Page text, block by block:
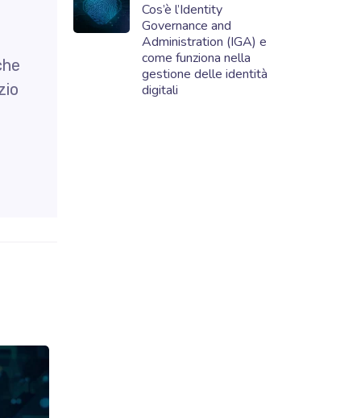
Cos’è l’Identity
Governance and
Administration (IGA) e
come funziona nella
gestione delle identità
digitali